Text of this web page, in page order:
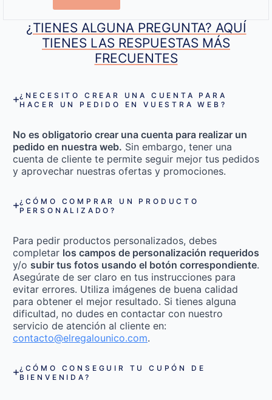
¿TIENES ALGUNA PREGUNTA? AQUÍ
TIENES LAS RESPUESTAS MÁS
FRECUENTES
¿NECESITO CREAR UNA CUENTA PARA
HACER UN PEDIDO EN VUESTRA WEB?
No es obligatorio crear una cuenta para realizar un
pedido en nuestra web. Sin embargo, tener una
cuenta de cliente te permite seguir mejor tus pedidos
y aprovechar nuestras ofertas y promociones.
¿CÓMO COMPRAR UN PRODUCTO
PERSONALIZADO?
Para pedir productos personalizados, debes
completar los campos de personalización requeridos
y/o subir tus fotos usando el botón correspondiente.
Asegúrate de ser claro en tus instrucciones para
evitar errores. Utiliza imágenes de buena calidad
para obtener el mejor resultado. Si tienes alguna
dificultad, no dudes en contactar con nuestro
servicio de atención al cliente en:
contacto@elregalounico.com.
¿CÓMO CONSEGUIR TU CUPÓN DE
BIENVENIDA?